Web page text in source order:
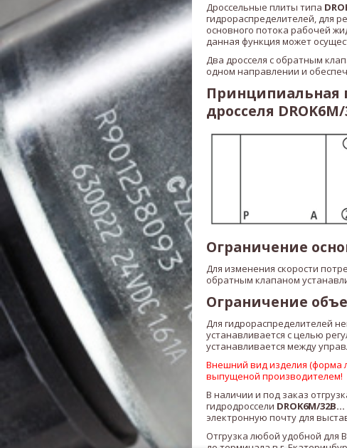
Дроссельные плиты типа
гидрораспределителей, для
основного потока рабочей
данная функция может
Два дросселя с обратным
одном направлении и
Принципиальная
дросселя
Ограничение
Для изменения скорости
обратным клапаном
Ограничение
Для гидрораспределителей
устанавливается с целью
устанавливается между
Внешний вид изделия (форма
выпущеной производителем!
В наличии и под заказ
гидродроссели DROK6M/32B...
электронную почту для
Отгрузка любой удобной для